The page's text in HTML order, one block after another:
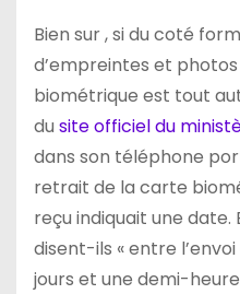
Bien sur , si du coté
d’empreintes et
biométrique est tout
du site officiel du
dans son téléphone
retrait de la carte
reçu indiquait une
disent-ils « entre
jours et une demi-